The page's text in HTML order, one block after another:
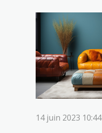
14 juin 2023 10:44